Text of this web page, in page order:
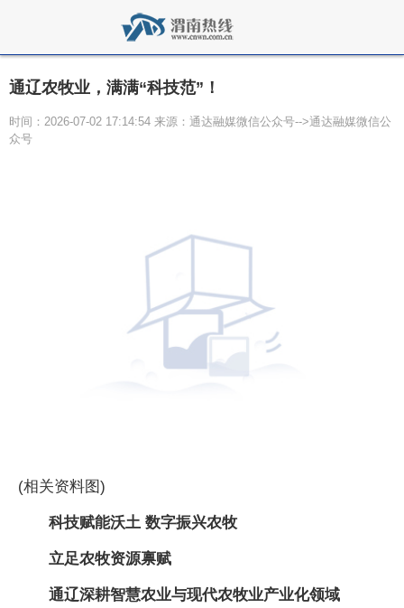
通辽农牧业，满满“科技范”！
时间：2026-07-02 17:14:54 来源：通达融媒微信公众号-->通达融媒微信公
众号
(相关资料图)
科技赋能沃土 数字振兴农牧
立足农牧资源禀赋
通辽深耕智慧农业与现代农牧业产业化领域